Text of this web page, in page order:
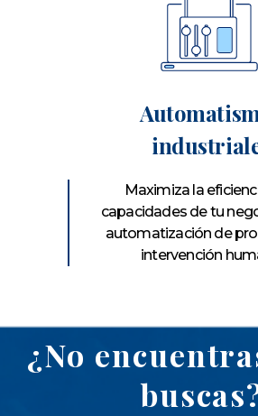
Maximiza la
capacidades de tu
automatización de
intervención
¿No